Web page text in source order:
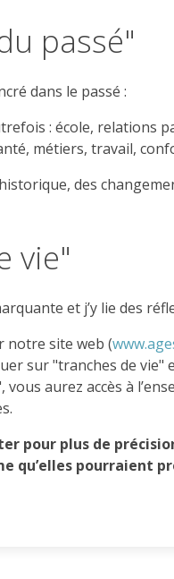
passé"
dans le passé :
: école, relations
métiers, travail,
des
vie"
et j’y lie des
notre site web (
sur "tranches de vie"
aurez accès à
pour plus de
qu’elles pourraient